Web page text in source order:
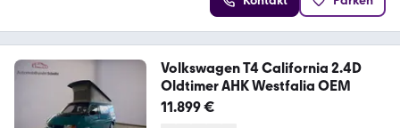
Volkswagen T4 California 2.4D
Oldtimer AHK Westfalia OEM
11.899 €